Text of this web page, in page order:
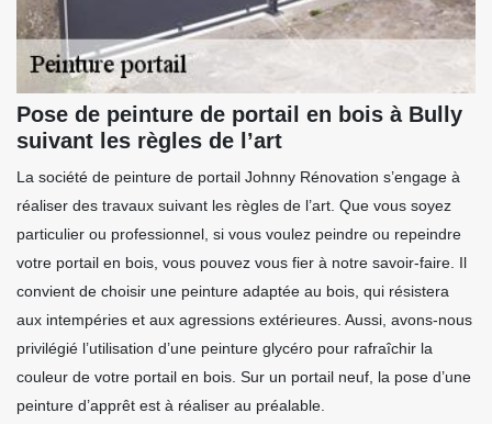
Pose de peinture de portail en bois à Bully
suivant les règles de l’art
La société de peinture de portail Johnny Rénovation s’engage à
réaliser des travaux suivant les règles de l’art. Que vous soyez
particulier ou professionnel, si vous voulez peindre ou repeindre
votre portail en bois, vous pouvez vous fier à notre savoir-faire. Il
convient de choisir une peinture adaptée au bois, qui résistera
aux intempéries et aux agressions extérieures. Aussi, avons-nous
privilégié l’utilisation d’une peinture glycéro pour rafraîchir la
couleur de votre portail en bois. Sur un portail neuf, la pose d’une
peinture d’apprêt est à réaliser au préalable.